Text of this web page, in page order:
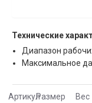
Технические
Диапазон
Максимальное
АртикулРазмер Вес